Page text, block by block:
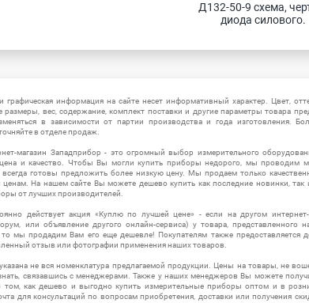
Д132-50-9 схема,
диода силового.
графическая информация на сайте несет информативный характер. Цвет,
размеры, вес, содержание, комплект поставки и другие параметры товара
в зависимости от партии производства и года изготовления.
в отделе продаж.
магазин Западприбор - это огромный выбор измерительного
и качество. Чтобы Вы могли купить приборы недорого, мы проводим
всегда готовы предложить более низкую цену. Мы продаем только
На нашем сайте Вы можете дешево купить как последние новинки, так
от лучших производителей.
действует акция «Куплю по лучшей цене» - если на другом интернет-
или объявление другого онлайн-сервиса) у товара, представленного
мы продадим Вам его еще дешевле! Покупателям также предоставляется
отзыв или фотографии применения наших товаров.
не вся номенклатура предлагаемой продукции. Цены на товары, не
связавшись с менеджерами. Также у наших менеджеров Вы можете
как дешево и выгодно купить измерительные приборы оптом и в
для консультаций по вопросам приобретения, доставки или получения